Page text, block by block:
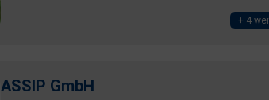
+ 4
ASSIP GmbH